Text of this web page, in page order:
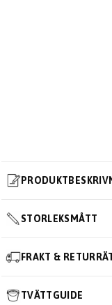
STORLEKSMÅTT
FRAKT &
TVÄTTGUIDE